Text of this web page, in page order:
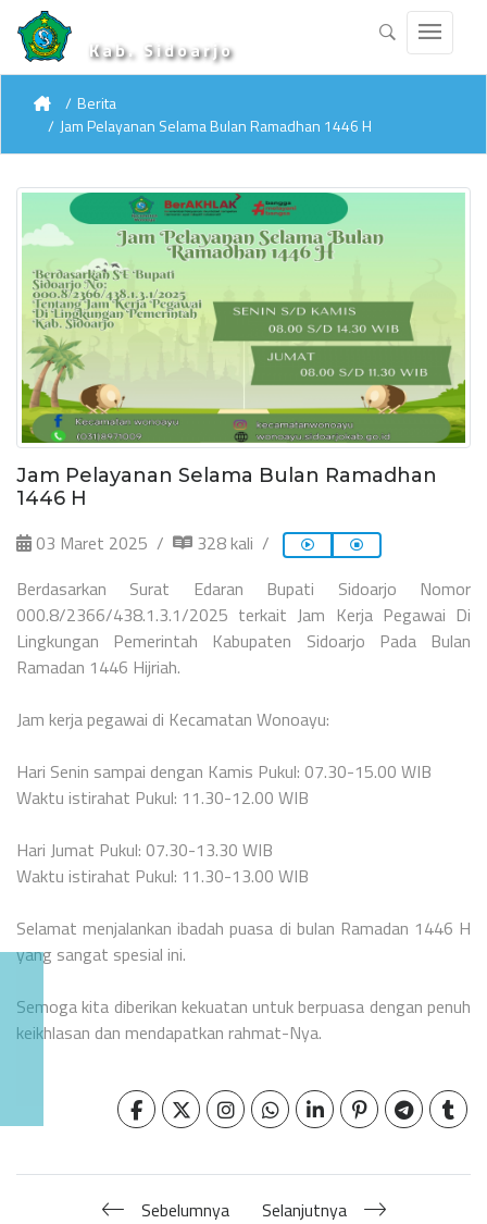
Kab. Sidoarjo
Berita
Jam Pelayanan Selama Bulan Ramadhan 1446 H
Jam Pelayanan Selama Bulan Ramadhan
1446 H
03 Maret 2025
328 kali
Berdasarkan Surat Edaran Bupati Sidoarjo Nomor
000.8/2366/438.1.3.1/2025 terkait Jam Kerja Pegawai Di
Lingkungan Pemerintah Kabupaten Sidoarjo Pada Bulan
Ramadan 1446 Hijriah.
Jam kerja pegawai di Kecamatan Wonoayu:
Hari Senin sampai dengan Kamis Pukul: 07.30-15.00 WIB
Waktu istirahat Pukul: 11.30-12.00 WIB
Hari Jumat Pukul: 07.30-13.30 WIB
Waktu istirahat Pukul: 11.30-13.00 WIB
Selamat menjalankan ibadah puasa di bulan Ramadan 1446 H
yang sangat spesial ini.
Semoga kita diberikan kekuatan untuk berpuasa dengan penuh
keikhlasan dan mendapatkan rahmat-Nya.
Sebelumnya Selanjutnya